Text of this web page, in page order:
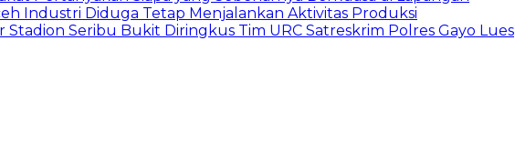
Industri Diduga Tetap Menjalankan Aktivitas Produksi
Seribu Bukit Diringkus Tim URC Satreskrim Polres Gayo Lues